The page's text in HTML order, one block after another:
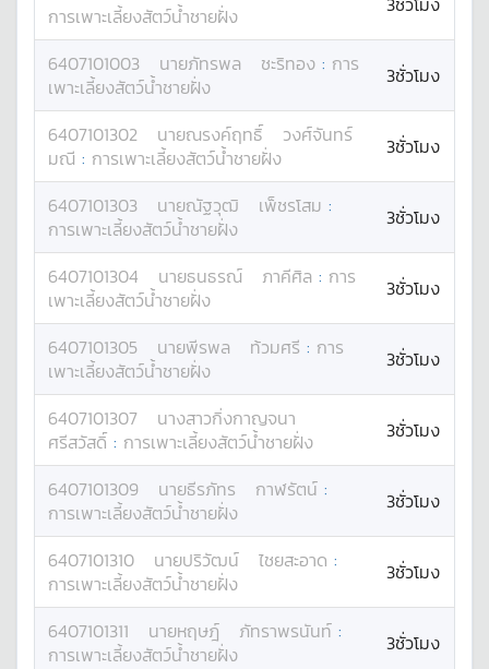
การเพาะเลี้ยงสัตว์น้ำชายฝั่ง
6407101003 นายภัทรพล ชะริทอง : การ
เพาะเลี้ยงสัตว์น้ำชายฝั่ง
3ชั่วโมง
6407101302 นายณรงค์ฤทธิ์
วงศ์จันทร์
มณี : การเพาะเลี้ยงสัตว์น้ำชายฝั่ง 3ชั่วโมง
6407101303 นายณัฐวุฒิ เพ็ชรโสม :
การเพาะเลี้ยงสัตว์น้ำชายฝั่ง
3ชั่วโมง
6407101304 นายธนธรณ์ ภาคีศิล : การ
เพาะเลี้ยงสัตว์น้ำชายฝั่ง
3ชั่วโมง
6407101305 นายพีรพล ท้วมศรี : การ
เพาะเลี้ยงสัตว์น้ำชายฝั่ง
3ชั่วโมง
6407101307 นางสาวกิ่งกาญจนา
ศรีสวัสดิ์ : การเพาะเลี้ยงสัตว์น้ำชายฝั่ง 3ชั่วโมง
6407101309 นายธีรภัทร กาฬรัตน์ :
การเพาะเลี้ยงสัตว์น้ำชายฝั่ง
3ชั่วโมง
6407101310 นายปริวัฒน์ ไชยสะอาด :
การเพาะเลี้ยงสัตว์น้ำชายฝั่ง
3ชั่วโมง
6407101311 นายหฤษฎ์ ภัทราพรนันท์ :
การเพาะเลี้ยงสัตว์น้ำชายฝั่ง
3ชั่วโมง